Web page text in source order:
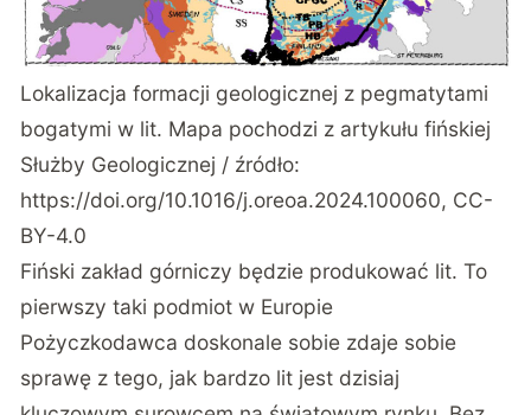
Lokalizacja formacji geologicznej z pegmatytami
bogatymi w lit. Mapa pochodzi z artykułu fińskiej
Służby Geologicznej / źródło:
https://doi.org/10.1016/j.oreoa.2024.100060, CC-
BY-4.0
Fiński zakład górniczy będzie produkować lit. To
pierwszy taki podmiot w Europie
Pożyczkodawca doskonale sobie zdaje sobie
sprawę z tego, jak bardzo lit jest dzisiaj